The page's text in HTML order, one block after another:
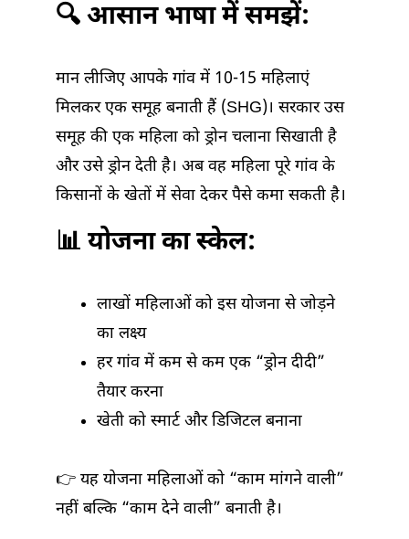
🔍 आसान भाषा में समझें:
मान लीजिए आपके गांव में 10-15 महिलाएं
मिलकर एक समूह बनाती हैं (SHG)। सरकार उस
समूह की एक महिला को ड्रोन चलाना सिखाती है
और उसे ड्रोन देती है। अब वह महिला पूरे गांव के
किसानों के खेतों में सेवा देकर पैसे कमा सकती है।
📊 योजना का स्केल:
लाखों महिलाओं को इस योजना से जोड़ने
का लक्ष्य
हर गांव में कम से कम एक “ड्रोन दीदी”
तैयार करना
खेती को स्मार्ट और डिजिटल बनाना
👉 यह योजना महिलाओं को “काम मांगने वाली”
नहीं बल्कि “काम देने वाली” बनाती है।